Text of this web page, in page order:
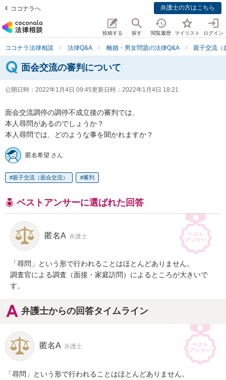
ココナラへ 弁護士の方はこちら
投稿する 探す 閲覧履歴 マイリスト ログイン
ココナラ法律相談 法律Q&A 離婚・男女問題の法律Q&A 親子交流（
面会交流の審判について
公開日時： 2022年1月4日 09:45更新日時： 2022年1月4日 18:21
面会交流調停の調停不成立後の審判では、
本人尋問があるのでしょうか？
本人尋問では、どのような事を聞かれますか？
匿名希望 さん
親子交流（面会交流） 審判
ベストアンサーに選ばれた回答
匿名A 弁護士
「尋問」という形で行われることはほとんどありません。
調査官による調査（面接・家庭訪問）によるところが大きいで
す。
弁護士からの回答タイムライン
匿名A 弁護士
「尋問」という形で行われることはほとんどありません。